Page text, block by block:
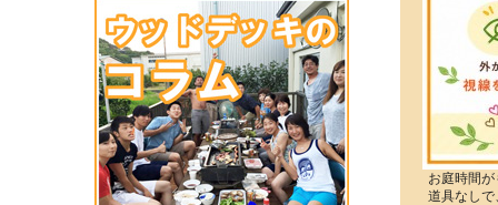
お庭時間
道具なし